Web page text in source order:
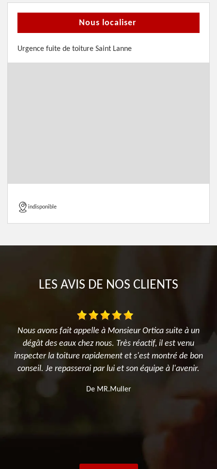
Nous localiser
Urgence fuite de toiture Saint Lanne
indisponible
LES AVIS DE NOS CLIENTS
Nous avons fait appelle à Monsieur Ortica suite à un
dégât des eaux chez nous. Très réactif, il est venu
inspecter la toiture rapidement et s'est montré de bon
conseil. Je repasserai par lui et son équipe à l'avenir.
De MR.Muller